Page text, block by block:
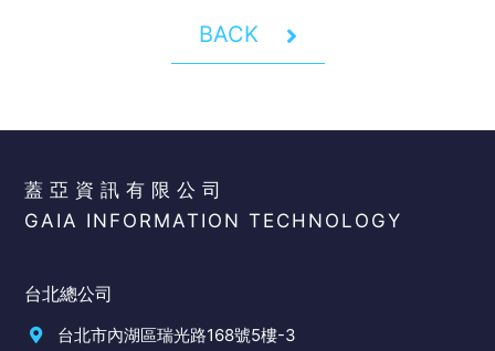
BACK
蓋亞資訊有限公司
GAIA INFORMATION TECHNOLOGY
台北總公司
台北市內湖區瑞光路168號5樓-3